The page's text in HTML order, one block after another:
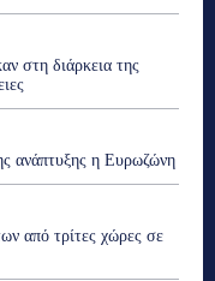
στη διάρκεια της
ανάπτυξης η Ευρωζώνη
από τρίτες χώρες σε